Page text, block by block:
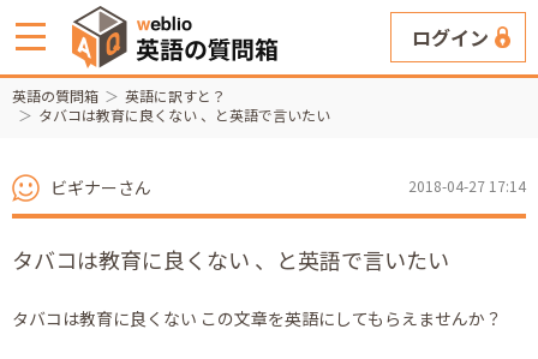
ログイン
英語の質問箱
英語に訳すと？
タバコは教育に良くない 、と英語で言いたい
ビギナーさん 2018-04-27 17:14
タバコは教育に良くない 、と英語で言いたい
タバコは教育に良くない この文章を英語にしてもらえませんか？